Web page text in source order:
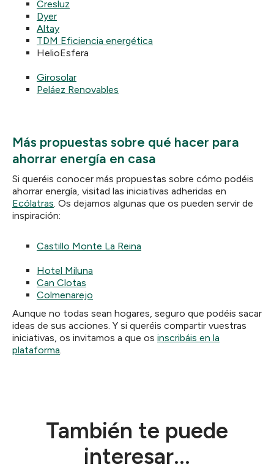
Cresluz
Dyer
Altay
TDM Eficiencia energética
HelioEsfera
Girosolar
Peláez Renovables
Más propuestas sobre qué hacer para
ahorrar energía en casa
Si queréis conocer más propuestas sobre cómo podéis
ahorrar energía, visitad las iniciativas adheridas en
Ecólatras. Os dejamos algunas que os pueden servir de
inspiración:
Castillo Monte La Reina
Hotel Miluna
Can Clotas
Colmenarejo
Aunque no todas sean hogares, seguro que podéis sacar
ideas de sus acciones. Y si queréis compartir vuestras
iniciativas, os invitamos a que os inscribáis en la
plataforma.
También te puede
interesar...